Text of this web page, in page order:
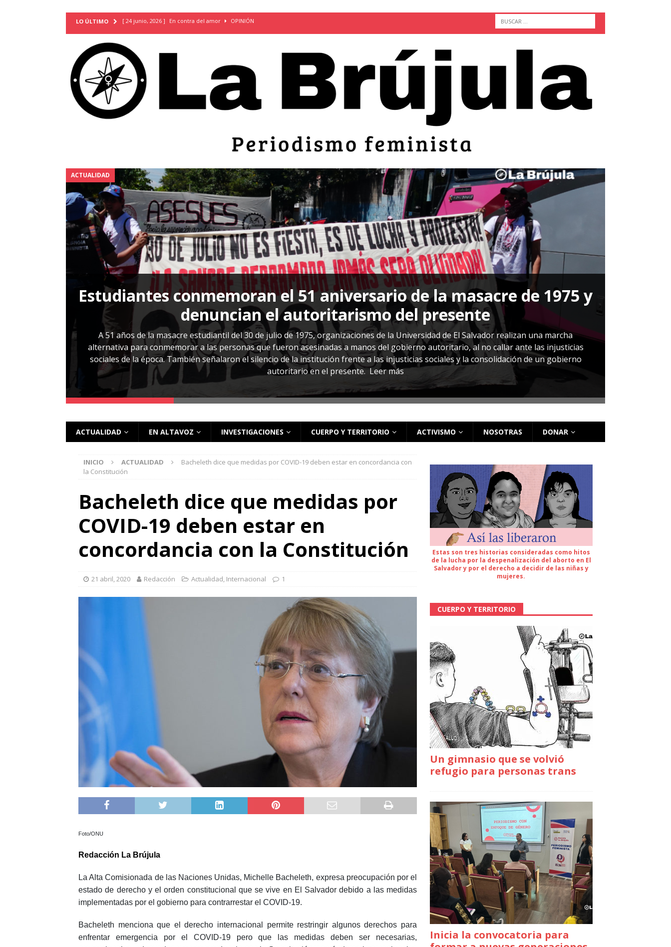
LO ÚLTIMO [ 24 junio, 2026 ] En contra del amor OPINIÓN
TERRITORIO
[ 21 febrero, 2026 ] Cuando la prevención de embarazos en niñas y adolescentes desaparece del territorio
INVESTIGACIONES
[ 31 julio, 2026 ] Estudiantes conmemoran el 51 aniversario de la masacre de 1975 y denuncian el
Piden mantener la libertad provisional de Sandra Leticia Hernández: víctima del régimen de
[ 28 julio, 2026 ] ARENA y FMLN apuestan por mujeres en sus fórmulas presidenciales para 2027
ACTUALIDAD
[ 24 julio, 2026 ] A María Hildaura le falló el Estado OPINIÓN
[ 28 julio, 2026 ] Más allá de los casos: cómo entender el VIH en El Salvador ACTUALIDAD
ACTUALIDAD
Estudiantes conmemoran el 51 aniversario de la masacre de 1975 y
denuncian el autoritarismo del presente
A 51 años de la masacre estudiantil del 30 de julio de 1975, organizaciones de la Universidad de El Salvador realizan una marcha
alternativa para conmemorar a las personas que fueron asesinadas a manos del gobierno autoritario, al no callar ante las injusticias
sociales de la época. También señalaron el silencio de la institución frente a las injusticias sociales y la consolidación de un gobierno
autoritario en el presente.Leer más
ACTUALIDAD EN ALTAVOZ INVESTIGACIONES CUERPO Y TERRITORIO ACTIVISMO NOSOTRAS DONAR
INICIO ACTUALIDAD
Bacheleth dice que medidas por COVID-19 deben estar en concordancia con
la Constitución
Bacheleth dice que medidas por
COVID-19 deben estar en
concordancia con la Constitución
21 abril, 2020 Redacción Actualidad, Internacional 1
Foto/ONU
Redacción La Brújula
La Alta Comisionada de las Naciones Unidas, Michelle Bacheleth, expresa preocupación por el
estado de derecho y el orden constitucional que se vive en El Salvador debido a las medidas
implementadas por el gobierno para contrarrestar el COVID-19.
Bacheleth menciona que el derecho internacional permite restringir algunos derechos para
enfrentar emergencia por el COVID-19 pero que las medidas deben ser necesarias,
Estas son tres historias consideradas como hitos
de la lucha por la despenalización del aborto en El
Salvador y por el derecho a decidir de las niñas y
mujeres.
CUERPO Y TERRITORIO
Un gimnasio que se volvió
refugio para personas trans
Inicia la convocatoria para